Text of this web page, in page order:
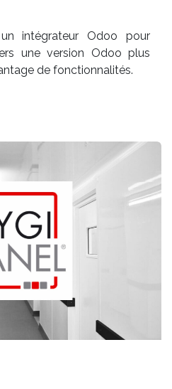
intégrateur Odoo pour
une version Odoo plus
de fonctionnalités.